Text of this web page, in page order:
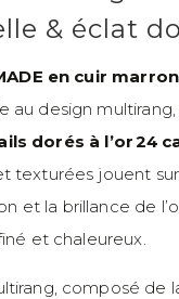
& éclat
en cuir
au design
dorés à l’or 24
texturées jouent
et la brillance de
et chaleureux.
composé de